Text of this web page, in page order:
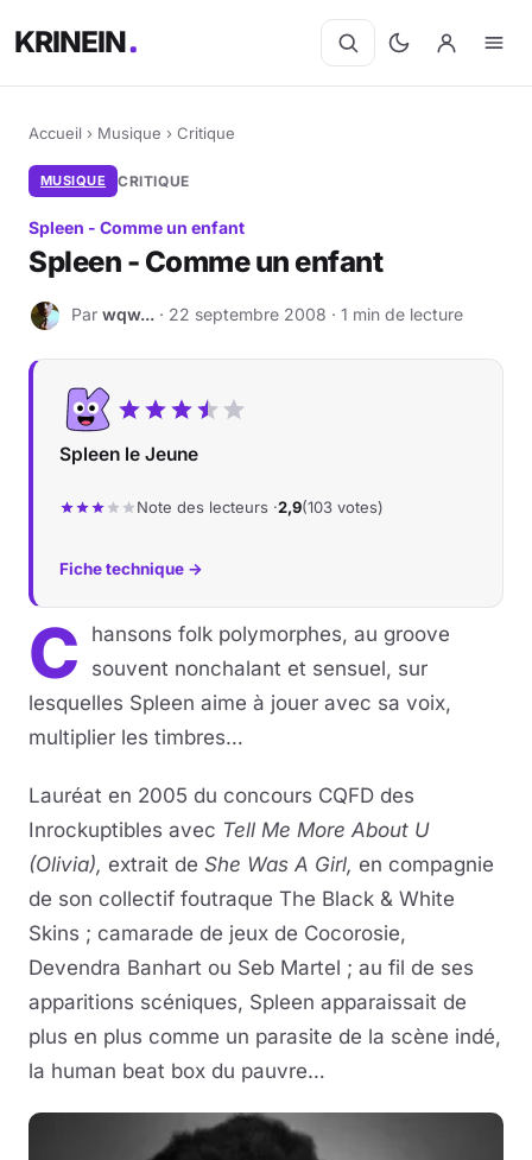
KRINEIN
Accueil › Musique › Critique
MUSIQUE CRITIQUE
Spleen - Comme un enfant
Spleen - Comme un enfant
W Par wqw... · 22 septembre 2008 · 1 min de lecture
Spleen le Jeune
Note des lecteurs ·2,9(103 votes)
Fiche technique →
C
hansons folk polymorphes, au groove
souvent nonchalant et sensuel, sur
lesquelles Spleen aime à jouer avec sa voix,
multiplier les timbres…
Lauréat en 2005 du concours CQFD des
Inrockuptibles avec Tell Me More About U
(Olivia), extrait de She Was A Girl, en compagnie
de son collectif foutraque The Black & White
Skins ; camarade de jeux de Cocorosie,
Devendra Banhart ou Seb Martel ; au fil de ses
apparitions scéniques, Spleen apparaissait de
plus en plus comme un parasite de la scène indé,
la human beat box du pauvre…